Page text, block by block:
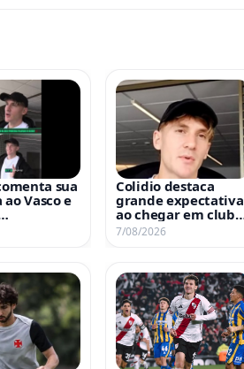
sua
Vasco e
no
Colidio destaca
grande expectativa
ao chegar em clube
de grande porte
7/08/2026